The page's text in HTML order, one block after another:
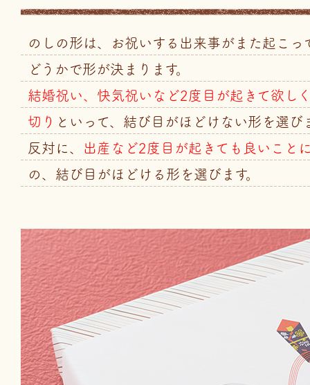
のしの形は、お祝いする出来事がまた起こっ
どうかで形が決まります。
結婚祝い、快気祝いなど2度目が起きて欲し
切り といって、結び目がほどけない形を選び
反対に、 出産など2度目が起きても良いこと
の、結び目がほどける形を選びます。